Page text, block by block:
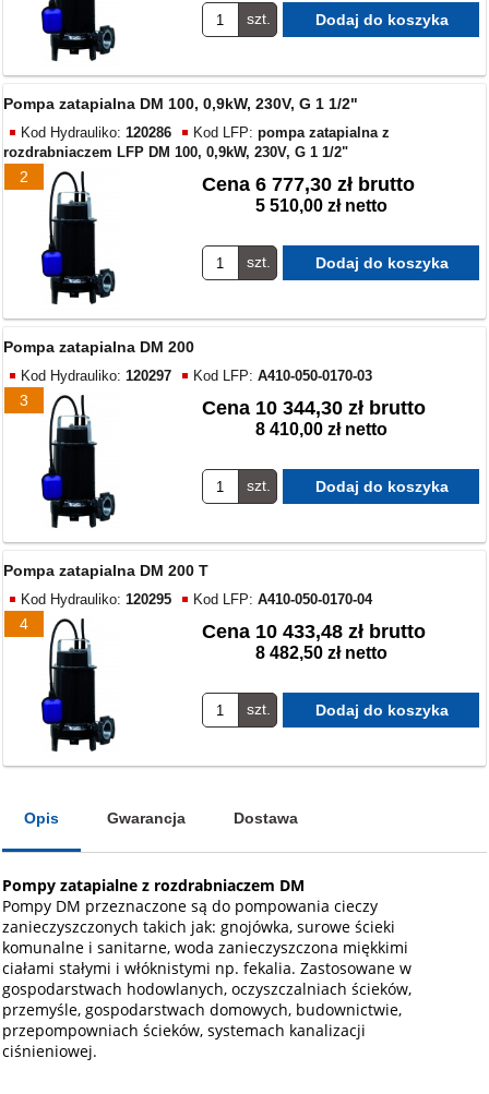
szt.
2
Pompa zatapialna DM 100, 0,9kW, 230V, G 1 1/2"
Kod Hydrauliko:120286 Kod LFP:pompa zatapialna z
rozdrabniaczem LFP DM 100, 0,9kW, 230V, G 1 1/2"
Cena 6 777,30 zł brutto
5 510,00 zł netto
szt.
3
Pompa zatapialna DM 200
Kod Hydrauliko:120297 Kod LFP:A410-050-0170-03
Cena 10 344,30 zł brutto
8 410,00 zł netto
szt.
4
Pompa zatapialna DM 200 T
Kod Hydrauliko:120295 Kod LFP:A410-050-0170-04
Cena 10 433,48 zł brutto
8 482,50 zł netto
szt.
Opis Gwarancja Dostawa
Pompy zatapialne z rozdrabniaczem DM
Pompy DM przeznaczone są do pompowania cieczy
zanieczyszczonych takich jak: gnojówka, surowe ścieki
komunalne i sanitarne, woda zanieczyszczona miękkimi
ciałami stałymi i włóknistymi np. fekalia. Zastosowane w
gospodarstwach hodowlanych, oczyszczalniach ścieków,
przemyśle, gospodarstwach domowych, budownictwie,
przepompowniach ścieków, systemach kanalizacji
ciśnieniowej.